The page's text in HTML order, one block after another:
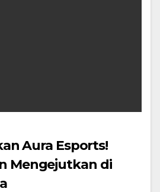
Aura Esports!
Mengejutkan di